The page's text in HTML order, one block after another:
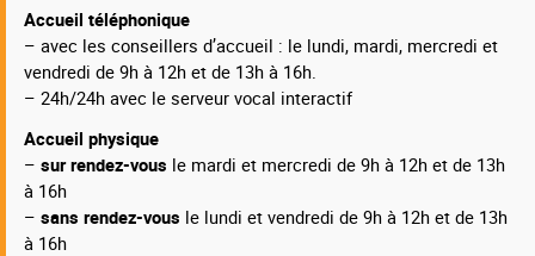
Accueil téléphonique
– avec les conseillers d’accueil : le lundi, mardi, mercredi et
vendredi de 9h à 12h et de 13h à 16h.
– 24h/24h avec le serveur vocal interactif
Accueil physique
– sur rendez-vous le mardi et mercredi de 9h à 12h et de 13h
à 16h
– sans rendez-vous le lundi et vendredi de 9h à 12h et de 13h
à 16h